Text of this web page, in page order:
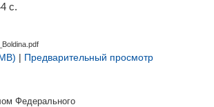
с.
| Предварительный просмотр
Федерального